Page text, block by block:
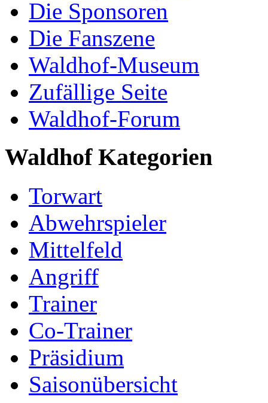
Die Sponsoren
Die Fanszene
Waldhof-Museum
Zufällige Seite
Waldhof-Forum
Waldhof Kategorien
Torwart
Abwehrspieler
Mittelfeld
Angriff
Trainer
Co-Trainer
Präsidium
Saisonübersicht